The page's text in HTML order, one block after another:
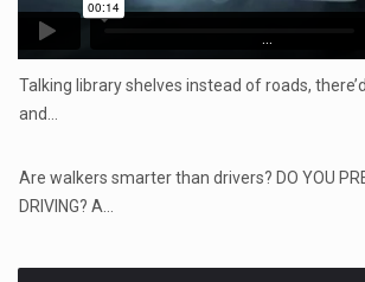
Talking library shelves instead of roads,
and…
Are walkers smarter than drivers? DO YOU
DRIVING? A…